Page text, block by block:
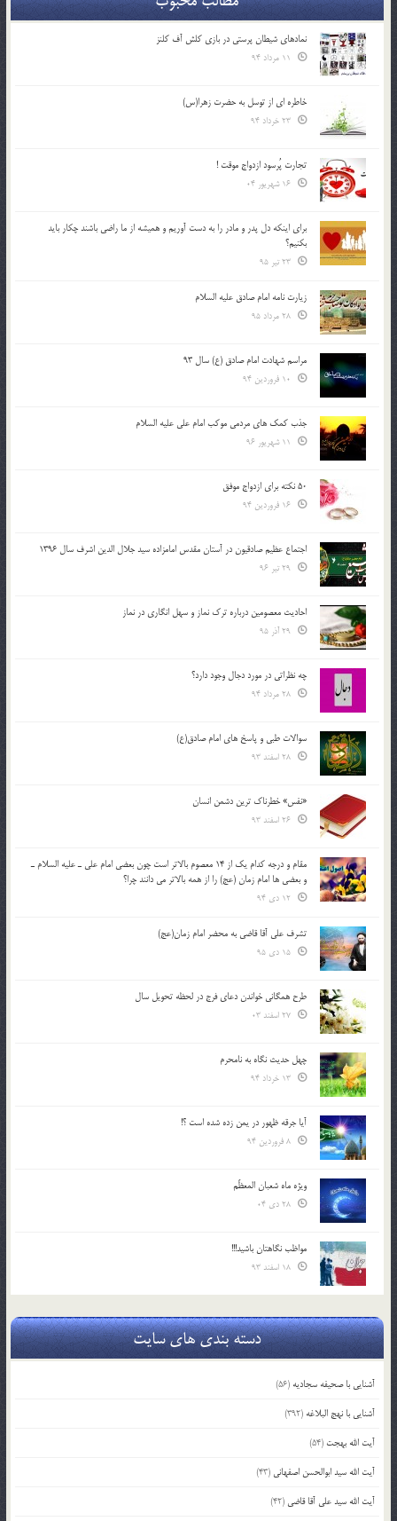
نمادهای شیطان پرستی در بازی کلش آف کلنز
خاطره ای از توسل به حضرت زهرا(س)
تجارت پُرسود ازدواج موقت !
براي اينكه دل پدر و مادر را به دست آوريم و هميشه از ما راضي باشند چكار بايد
بكنيم؟
زیارت نامه امام صادق علیه السلام
مراسم شهادت امام صادق (ع) سال 93
جذب کمک های مردمی موکب امام علی علیه السلام
50 نکته برای ازدواج موفق
اجتماع عظیم صادقیون در آستان مقدس امامزاده سید جلال الدین اشرف سال 1396
احادیث معصومین درباره ترک نماز و سهل انگاری در نماز
چه نظراتی در مورد دجال وجود دارد؟
سوالات طبی و پاسخ های امام صادق(ع)
«نفس» خطرناک ترین دشمن انسان
مقام و درجه كدام يك از 14 معصوم بالاتر است چون بعضي امام علي ـ عليه السلام ـ
و بعضي ها امام زمان (عج) را از همه بالاتر مي دانند چرا؟
تشرف علي آقا قاضي به محضر امام زمان(عج)
طرح همگانی خواندن دعای فرج در لحظه تحویل سال
چهل حدیث نگاه به نامحرم
آیا جرقه ظهور در یمن زده شده است ؟!
ویژه ماه شعبان المعظّم
مواظب نگاهتان باشید!!!
دسته بندی های سایت
آشنایی با صحیفه سجادیه (56)
آشنایی با نهج البلاغه (392)
آیت الله بهجت (54)
آیت الله سید ابوالحسن اصفهانی (43)
آیت الله سید علی آقا قاضی (42)